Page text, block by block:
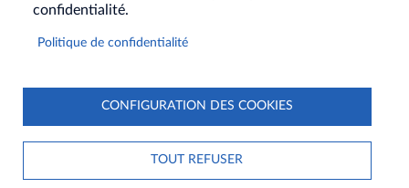
9h30-12h
SOCIAUX
PIED
PAGE
PLAN DU SITE CONTACT MENTIONS LÉGALES
DONNÉES PERSONNELLES COOKIES S'IDENTIFIER
confidentialité.
Politique de confidentialité
CONFIGURATION DES COOKIES
TOUT REFUSER